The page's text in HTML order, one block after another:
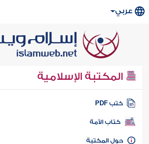
عربي
المكتبة الإسلامية
كتب PDF
كتاب الأمة